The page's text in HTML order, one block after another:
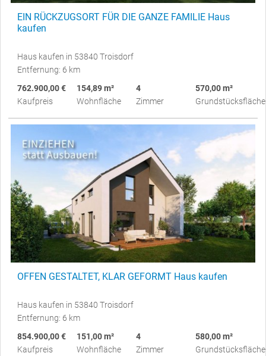
EIN RÜCKZUGSORT FÜR DIE GANZE FAMILIE Haus
kaufen
Haus kaufen in 53840 Troisdorf
Entfernung: 6 km
762.900,00 €
Kaufpreis
154,89 m²
Wohnfläche
4
Zimmer
570,00 m²
Grundstücksfläche
OFFEN GESTALTET, KLAR GEFORMT Haus kaufen
Haus kaufen in 53840 Troisdorf
Entfernung: 6 km
854.900,00 €
Kaufpreis
151,00 m²
Wohnfläche
4
Zimmer
580,00 m²
Grundstücksfläche